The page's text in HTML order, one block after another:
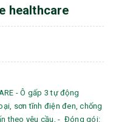
healthcare
- Ô gấp 3 tự động
sơn tĩnh điện đen, chống
theo yêu cầu, - Đóng gói: